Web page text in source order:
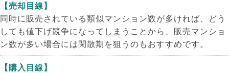
【売却目線】
同時に販売されている類似マンション数が多ければ、どう
しても値下げ競争になってしまうことから、販売マンショ
ン数が多い場合には閑散期を狙うのもおすすめです。
【購入目線】